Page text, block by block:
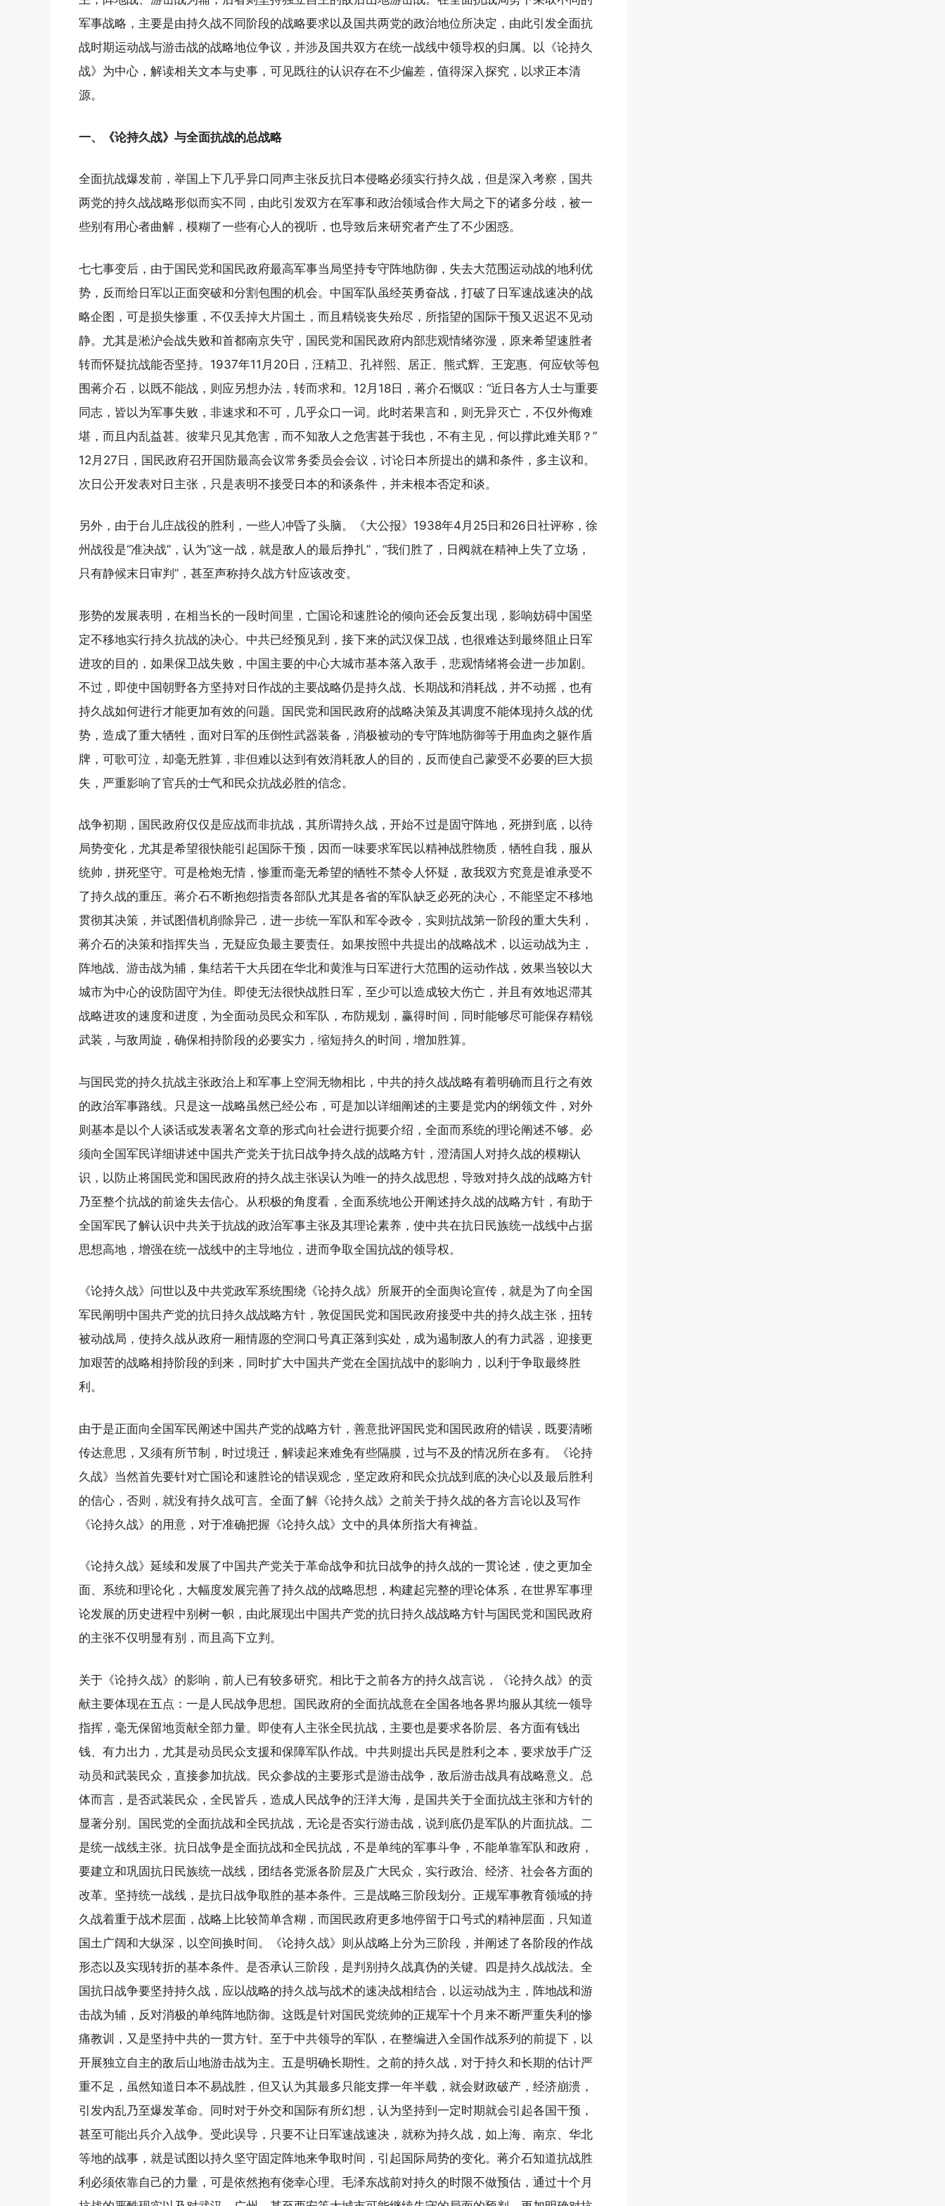
军事战略，主要是由持久战不同阶段的战略要求以及国共两党的政治地位所决定，由此引发全面抗
战时期运动战与游击战的战略地位争议，并涉及国共双方在统一战线中领导权的归属。以《论持久
战》为中心，解读相关文本与史事，可见既往的认识存在不少偏差，值得深入探究，以求正本清
源。
一、《论持久战》与全面抗战的总战略
全面抗战爆发前，举国上下几乎异口同声主张反抗日本侵略必须实行持久战，但是深入考察，国共
两党的持久战战略形似而实不同，由此引发双方在军事和政治领域合作大局之下的诸多分歧，被一
些别有用心者曲解，模糊了一些有心人的视听，也导致后来研究者产生了不少困惑。
七七事变后，由于国民党和国民政府最高军事当局坚持专守阵地防御，失去大范围运动战的地利优
势，反而给日军以正面突破和分割包围的机会。中国军队虽经英勇奋战，打破了日军速战速决的战
略企图，可是损失惨重，不仅丢掉大片国土，而且精锐丧失殆尽，所指望的国际干预又迟迟不见动
静。尤其是淞沪会战失败和首都南京失守，国民党和国民政府内部悲观情绪弥漫，原来希望速胜者
转而怀疑抗战能否坚持。1937年11月20日，汪精卫、孔祥熙、居正、熊式辉、王宠惠、何应钦等包
围蒋介石，以既不能战，则应另想办法，转而求和。12月18日，蒋介石慨叹：“近日各方人士与重要
同志，皆以为军事失败，非速求和不可，几乎众口一词。此时若果言和，则无异灭亡，不仅外侮难
堪，而且内乱益甚。彼辈只见其危害，而不知敌人之危害甚于我也，不有主见，何以撑此难关耶？”
12月27日，国民政府召开国防最高会议常务委员会会议，讨论日本所提出的媾和条件，多主议和。
次日公开发表对日主张，只是表明不接受日本的和谈条件，并未根本否定和谈。
另外，由于台儿庄战役的胜利，一些人冲昏了头脑。《大公报》1938年4月25日和26日社评称，徐
州战役是“准决战”，认为“这一战，就是敌人的最后挣扎”，“我们胜了，日阀就在精神上失了立场，
只有静候末日审判”，甚至声称持久战方针应该改变。
形势的发展表明，在相当长的一段时间里，亡国论和速胜论的倾向还会反复出现，影响妨碍中国坚
定不移地实行持久抗战的决心。中共已经预见到，接下来的武汉保卫战，也很难达到最终阻止日军
进攻的目的，如果保卫战失败，中国主要的中心大城市基本落入敌手，悲观情绪将会进一步加剧。
不过，即使中国朝野各方坚持对日作战的主要战略仍是持久战、长期战和消耗战，并不动摇，也有
持久战如何进行才能更加有效的问题。国民党和国民政府的战略决策及其调度不能体现持久战的优
势，造成了重大牺牲，面对日军的压倒性武器装备，消极被动的专守阵地防御等于用血肉之躯作盾
牌，可歌可泣，却毫无胜算，非但难以达到有效消耗敌人的目的，反而使自己蒙受不必要的巨大损
失，严重影响了官兵的士气和民众抗战必胜的信念。
战争初期，国民政府仅仅是应战而非抗战，其所谓持久战，开始不过是固守阵地，死拼到底，以待
局势变化，尤其是希望很快能引起国际干预，因而一味要求军民以精神战胜物质，牺牲自我，服从
统帅，拼死坚守。可是枪炮无情，惨重而毫无希望的牺牲不禁令人怀疑，敌我双方究竟是谁承受不
了持久战的重压。蒋介石不断抱怨指责各部队尤其是各省的军队缺乏必死的决心，不能坚定不移地
贯彻其决策，并试图借机削除异己，进一步统一军队和军令政令，实则抗战第一阶段的重大失利，
蒋介石的决策和指挥失当，无疑应负最主要责任。如果按照中共提出的战略战术，以运动战为主，
阵地战、游击战为辅，集结若干大兵团在华北和黄淮与日军进行大范围的运动作战，效果当较以大
城市为中心的设防固守为佳。即使无法很快战胜日军，至少可以造成较大伤亡，并且有效地迟滞其
战略进攻的速度和进度，为全面动员民众和军队，布防规划，赢得时间，同时能够尽可能保存精锐
武装，与敌周旋，确保相持阶段的必要实力，缩短持久的时间，增加胜算。
与国民党的持久抗战主张政治上和军事上空洞无物相比，中共的持久战战略有着明确而且行之有效
的政治军事路线。只是这一战略虽然已经公布，可是加以详细阐述的主要是党内的纲领文件，对外
则基本是以个人谈话或发表署名文章的形式向社会进行扼要介绍，全面而系统的理论阐述不够。必
须向全国军民详细讲述中国共产党关于抗日战争持久战的战略方针，澄清国人对持久战的模糊认
识，以防止将国民党和国民政府的持久战主张误认为唯一的持久战思想，导致对持久战的战略方针
乃至整个抗战的前途失去信心。从积极的角度看，全面系统地公开阐述持久战的战略方针，有助于
全国军民了解认识中共关于抗战的政治军事主张及其理论素养，使中共在抗日民族统一战线中占据
思想高地，增强在统一战线中的主导地位，进而争取全国抗战的领导权。
《论持久战》问世以及中共党政军系统围绕《论持久战》所展开的全面舆论宣传，就是为了向全国
军民阐明中国共产党的抗日持久战战略方针，敦促国民党和国民政府接受中共的持久战主张，扭转
被动战局，使持久战从政府一厢情愿的空洞口号真正落到实处，成为遏制敌人的有力武器，迎接更
加艰苦的战略相持阶段的到来，同时扩大中国共产党在全国抗战中的影响力，以利于争取最终胜
利。
由于是正面向全国军民阐述中国共产党的战略方针，善意批评国民党和国民政府的错误，既要清晰
传达意思，又须有所节制，时过境迁，解读起来难免有些隔膜，过与不及的情况所在多有。《论持
久战》当然首先要针对亡国论和速胜论的错误观念，坚定政府和民众抗战到底的决心以及最后胜利
的信心，否则，就没有持久战可言。全面了解《论持久战》之前关于持久战的各方言论以及写作
《论持久战》的用意，对于准确把握《论持久战》文中的具体所指大有裨益。
《论持久战》延续和发展了中国共产党关于革命战争和抗日战争的持久战的一贯论述，使之更加全
面、系统和理论化，大幅度发展完善了持久战的战略思想，构建起完整的理论体系，在世界军事理
论发展的历史进程中别树一帜，由此展现出中国共产党的抗日持久战战略方针与国民党和国民政府
的主张不仅明显有别，而且高下立判。
关于《论持久战》的影响，前人已有较多研究。相比于之前各方的持久战言说，《论持久战》的贡
献主要体现在五点：一是人民战争思想。国民政府的全面抗战意在全国各地各界均服从其统一领导
指挥，毫无保留地贡献全部力量。即使有人主张全民抗战，主要也是要求各阶层、各方面有钱出
钱、有力出力，尤其是动员民众支援和保障军队作战。中共则提出兵民是胜利之本，要求放手广泛
动员和武装民众，直接参加抗战。民众参战的主要形式是游击战争，敌后游击战具有战略意义。总
体而言，是否武装民众，全民皆兵，造成人民战争的汪洋大海，是国共关于全面抗战主张和方针的
显著分别。国民党的全面抗战和全民抗战，无论是否实行游击战，说到底仍是军队的片面抗战。二
是统一战线主张。抗日战争是全面抗战和全民抗战，不是单纯的军事斗争，不能单靠军队和政府，
要建立和巩固抗日民族统一战线，团结各党派各阶层及广大民众，实行政治、经济、社会各方面的
改革。坚持统一战线，是抗日战争取胜的基本条件。三是战略三阶段划分。正规军事教育领域的持
久战着重于战术层面，战略上比较简单含糊，而国民政府更多地停留于口号式的精神层面，只知道
国土广阔和大纵深，以空间换时间。《论持久战》则从战略上分为三阶段，并阐述了各阶段的作战
形态以及实现转折的基本条件。是否承认三阶段，是判别持久战真伪的关键。四是持久战战法。全
国抗日战争要坚持持久战，应以战略的持久战与战术的速决战相结合，以运动战为主，阵地战和游
击战为辅，反对消极的单纯阵地防御。这既是针对国民党统帅的正规军十个月来不断严重失利的惨
痛教训，又是坚持中共的一贯方针。至于中共领导的军队，在整编进入全国作战系列的前提下，以
开展独立自主的敌后山地游击战为主。五是明确长期性。之前的持久战，对于持久和长期的估计严
重不足，虽然知道日本不易战胜，但又认为其最多只能支撑一年半载，就会财政破产，经济崩溃，
引发内乱乃至爆发革命。同时对于外交和国际有所幻想，认为坚持到一定时期就会引起各国干预，
甚至可能出兵介入战争。受此误导，只要不让日军速战速决，就称为持久战，如上海、南京、华北
等地的战事，就是试图以持久坚守固定阵地来争取时间，引起国际局势的变化。蒋介石知道抗战胜
利必须依靠自己的力量，可是依然抱有侥幸心理。毛泽东战前对持久的时限不做预估，通过十个月